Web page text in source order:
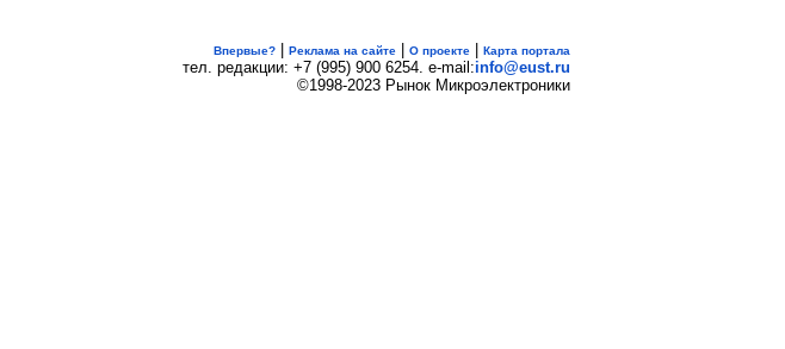
Впервые? Реклама на сайте О проекте Карта портала
тел. редакции: +7 (995) 900 6254. e-mail:info@eust.ru
©1998-2023 Рынок Микроэлектроники